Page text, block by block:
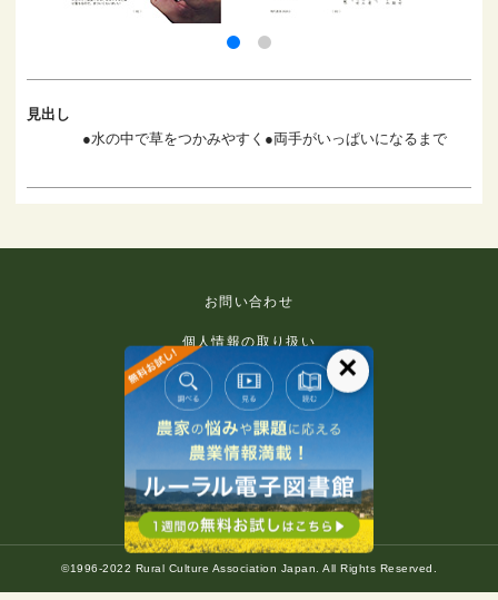
見出し
●水の中で草をつかみやすく●両手がいっぱいになるまで
お問い合わせ
個人情報の取り扱い
免責事項
利用規約
推奨環境
著作権等について
©1996-2022 Rural Culture Association Japan. All Rights Reserved.
×